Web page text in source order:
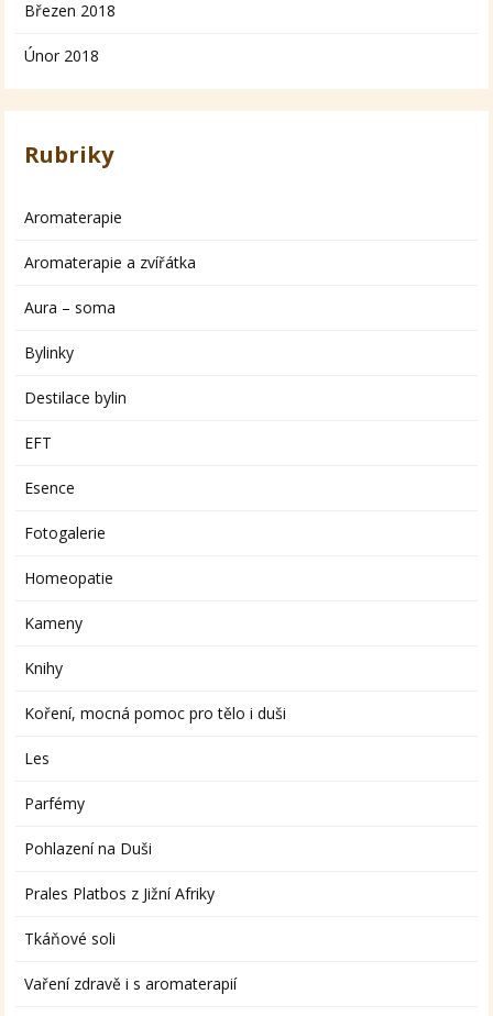
Březen 2018
Únor 2018
Rubriky
Aromaterapie
Aromaterapie a zvířátka
Aura – soma
Bylinky
Destilace bylin
EFT
Esence
Fotogalerie
Homeopatie
Kameny
Knihy
Koření, mocná pomoc pro tělo i duši
Les
Parfémy
Pohlazení na Duši
Prales Platbos z Jižní Afriky
Tkáňové soli
Vaření zdravě i s aromaterapií